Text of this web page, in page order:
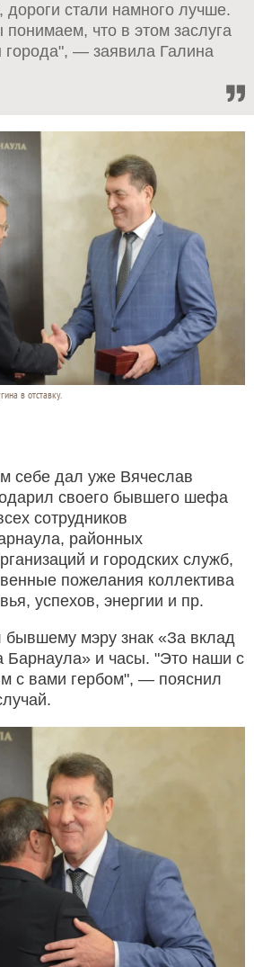
дороги стали намного лучше.
что в этом заслуга
города", — заявила Галина
в отставку.
себе дал уже Вячеслав
своего бывшего шефа
сотрудников
районных
и городских служб,
пожелания коллектива
успехов, энергии и пр.
бывшему мэру знак «За вклад
Барнаула» и часы. "Это наши с
с вами гербом", — пояснил